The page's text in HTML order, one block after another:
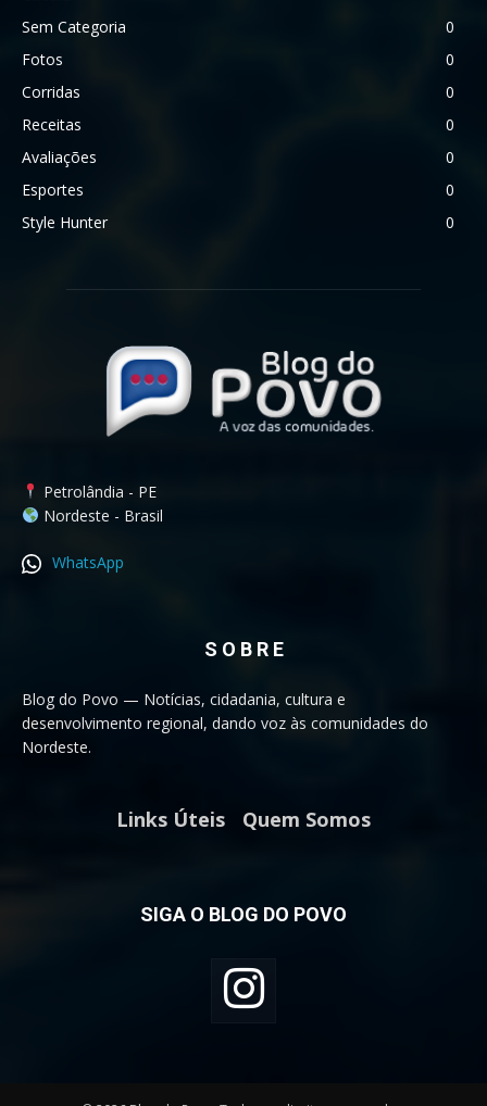
Sem Categoria
0
Fotos
0
Corridas
0
Receitas
0
Avaliações
0
Esportes
0
Style Hunter
0
Petrolândia - PE
Nordeste - Brasil
WhatsApp
S O B R E
Blog do Povo — Notícias, cidadania, cultura e
desenvolvimento regional, dando voz às comunidades do
Nordeste.
Links Úteis Quem Somos
SIGA O BLOG DO POVO